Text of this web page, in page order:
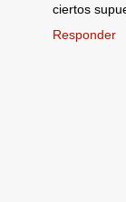
ciertos
Responder